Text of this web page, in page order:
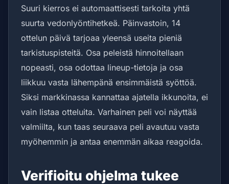
Suuri kierros ei automaattisesti tarkoita yhtä
suurta vedonlyöntihetkeä. Päinvastoin, 14
ottelun päivä tarjoaa yleensä useita pieniä
tarkistuspisteitä. Osa peleistä hinnoitellaan
nopeasti, osa odottaa lineup-tietoja ja osa
liikkuu vasta lähempänä ensimmäistä syöttöä.
Siksi markkinassa kannattaa ajatella ikkunoita, ei
vain listaa otteluita. Varhainen peli voi näyttää
valmiilta, kun taas seuraava peli avautuu vasta
myöhemmin ja antaa enemmän aikaa reagoida.
Verifioitu ohjelma tukee